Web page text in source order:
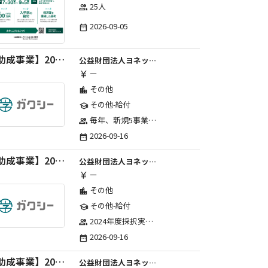
group 25人
date_range 2026-09-05
【助成事業】2027年度中学校部活動の地域展開推進に関する助成金
公益財団法人ヨネックススポーツ振興財団
currency_yen ー
location_city その他
schoolその他-給付
group 毎年、新規5事業前後への助成金交付を予定とし、初年度5事業、2年目合計10事業前後、3年目合計15事業前後、4年目以降は15事業前後にて実施する。 2025年度採択実績：5事業、2026年度採択実績：5事業
date_range 2026-09-16
【助成事業】2027年度（通年）国際交流普及事業に関する助成金
公益財団法人ヨネックススポーツ振興財団
currency_yen ー
location_city その他
schoolその他-給付
group 2024年度採択実績：21事業（前期11・後期10）、2025年度採択実績：30事業（前期15・後期15）、2026年度採択実績：40事業 ※2026年度より、前期・後期の区分を廃止し、年1回の申請受付となりました。
date_range 2026-09-16
【助成事業】2027年度（通年）ジュニアスポーツ振興に関する助成金 公益財団法人ヨネックススポーツ振興財団